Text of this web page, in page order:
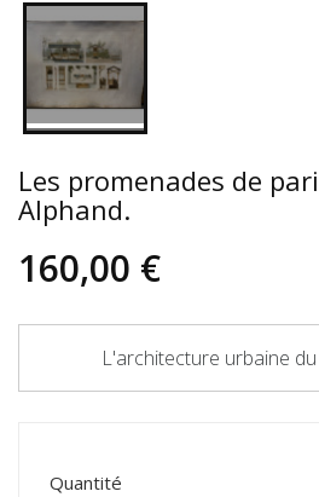
Les promenades de
Alphand.
160,00 €
L'architecture urbaine du
Quantité